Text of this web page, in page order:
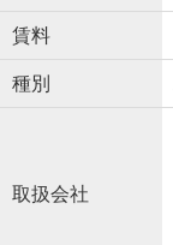
賃料
種別
取扱会社